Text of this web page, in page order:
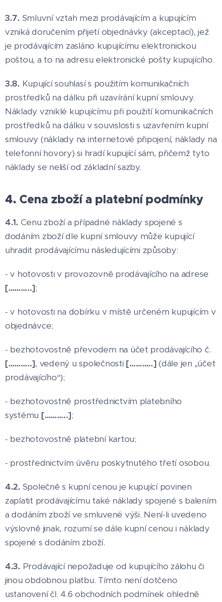
3.7. Smluvní vztah mezi prodávajícím a kupujícím
vzniká doručením přijetí objednávky (akceptací), jež
je prodávajícím zasláno kupujícímu elektronickou
poštou, a to na adresu elektronické pošty kupujícího.
3.8. Kupující souhlasí s použitím komunikačních
prostředků na dálku při uzavírání kupní smlouvy.
Náklady vzniklé kupujícímu při použití komunikačních
prostředků na dálku v souvislosti s uzavřením kupní
smlouvy (náklady na internetové připojení, náklady na
telefonní hovory) si hradí kupující sám, přičemž tyto
náklady se neliší od základní sazby.
4. Cena zboží a platební podmínky
4.1. Cenu zboží a případné náklady spojené s
dodáním zboží dle kupní smlouvy může kupující
uhradit prodávajícímu následujícími způsoby:
- v hotovosti v provozovně prodávajícího na adrese
[………..];
- v hotovosti na dobírku v místě určeném kupujícím v
objednávce;
- bezhotovostně převodem na účet prodávajícího č.
[………..], vedený u společnosti [………..] (dále jen „účet
prodávajícího“);
- bezhotovostně prostřednictvím platebního
systému [………..];
- bezhotovostně platební kartou;
- prostřednictvím úvěru poskytnutého třetí osobou.
4.2. Společně s kupní cenou je kupující povinen
zaplatit prodávajícímu také náklady spojené s balením
a dodáním zboží ve smluvené výši. Není-li uvedeno
výslovně jinak, rozumí se dále kupní cenou i náklady
spojené s dodáním zboží.
4.3. Prodávající nepožaduje od kupujícího zálohu či
jinou obdobnou platbu. Tímto není dotčeno
ustanovení čl. 4.6 obchodních podmínek ohledně